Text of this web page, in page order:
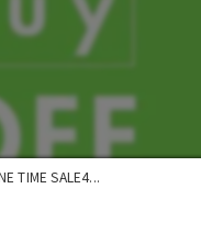
TIME SALE4...